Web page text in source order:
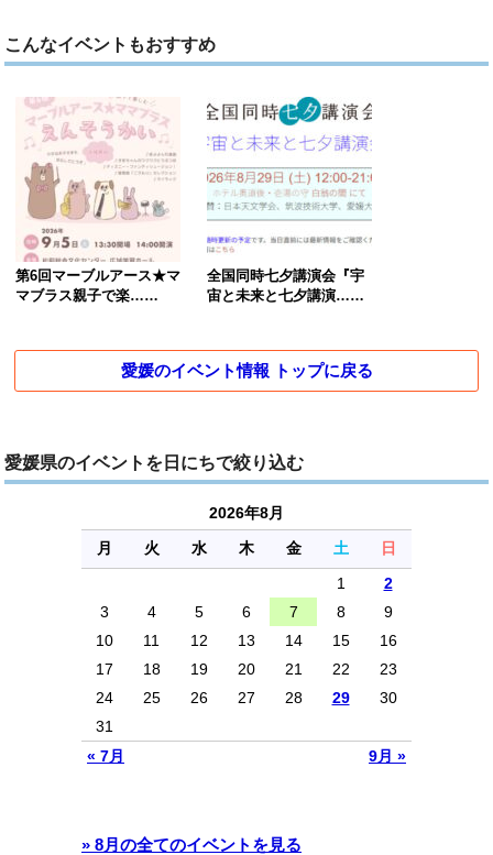
こんなイベントもおすすめ
第6回マーブルアース★マ
マブラス親子で楽……
全国同時七夕講演会『宇
宙と未来と七夕講演……
愛媛のイベント情報 トップに戻る
愛媛県のイベントを日にちで絞り込む
2026年8月
月
火 水 木 金 土 日
« 7月 9月 »
1
2
3
4 5 6 7 8
9
10
11 12 13 14 15
16
17
18 19 20 21 22
23
24
25 26 27 28 29
30
31
» 8月の全てのイベントを見る